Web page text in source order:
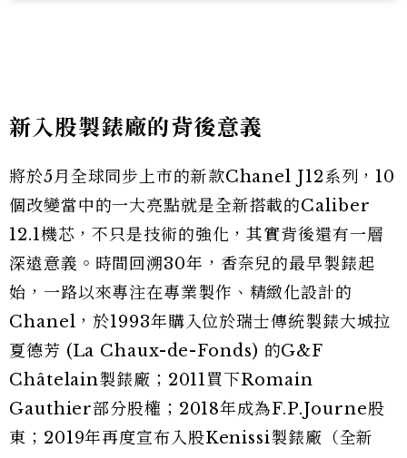
新入股製錶廠的背後意義
將於5月全球同步上市的新款Chanel J12系列，10
個改變當中的一大亮點就是全新搭載的Caliber
12.1機芯，不只是技術的強化，其實背後還有一層
深遠意義。時間回溯30年，香奈兒的最早製錶起
始，一路以來專注在專業製作、精緻化設計的
Chanel，於1993年購入位於瑞士傳統製錶大城拉
夏德芳 (La Chaux-de-Fonds) 的G&F
Châtelain製錶廠；2011買下Romain
Gauthier部分股權；2018年成為F.P.Journe股
東；2019年再度宣布入股Kenissi製錶廠（全新